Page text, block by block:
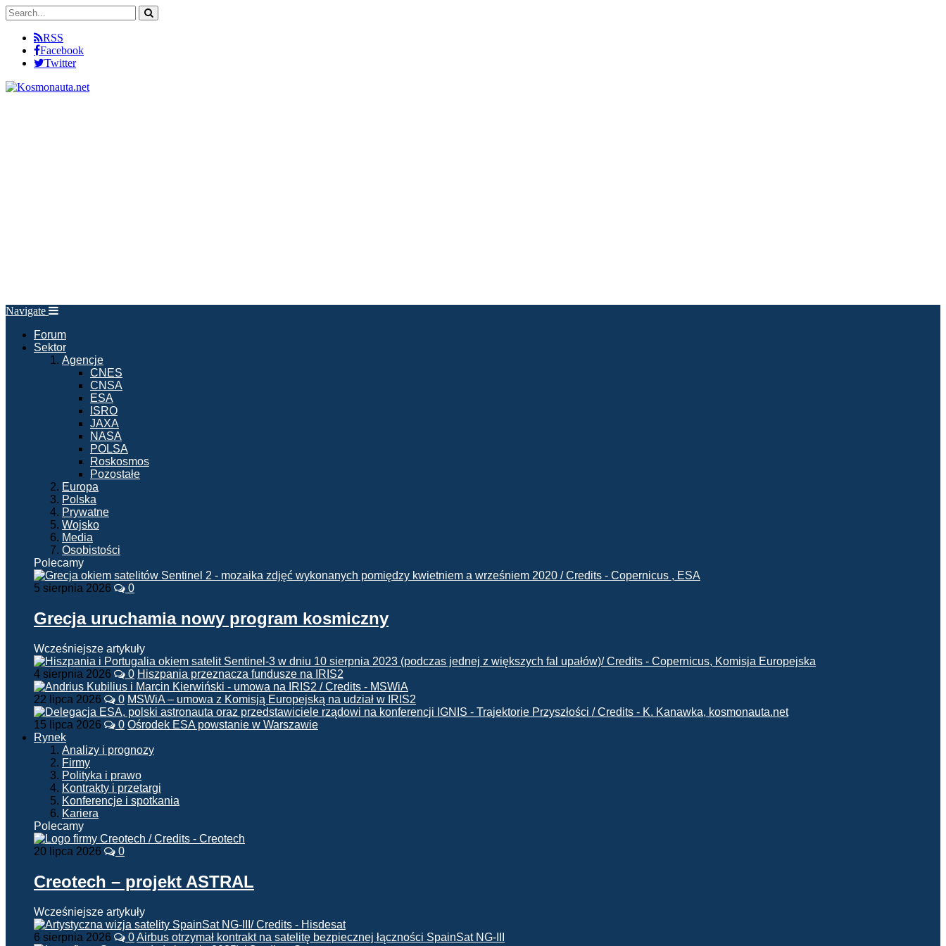
RSS
Facebook
Twitter
Navigate
Forum
Sektor
Agencje
CNES
CNSA
ESA
ISRO
JAXA
NASA
POLSA
Roskosmos
Pozostałe
Europa
Polska
Prywatne
Wojsko
Media
Osobistości
Polecamy
5 sierpnia 2026 0
Grecja uruchamia nowy program kosmiczny
Wcześniejsze artykuły
4 sierpnia 2026 0 Hiszpania przeznacza fundusze na IRIS2
22 lipca 2026 0 MSWiA – umowa z Komisją Europejską na udział w IRIS2
15 lipca 2026 0 Ośrodek ESA powstanie w Warszawie
Rynek
Analizy i prognozy
Firmy
Polityka i prawo
Kontrakty i przetargi
Konferencje i spotkania
Kariera
Polecamy
20 lipca 2026 0
Creotech – projekt ASTRAL
Wcześniejsze artykuły
6 sierpnia 2026 0Airbus otrzymał kontrakt na satelitę bezpiecznej łączności SpainSat NG-III